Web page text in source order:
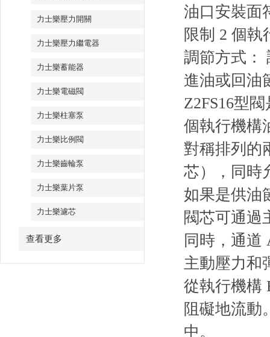
力士樂壓力開關
力士樂壓力繼電器
力士樂蓄能器
力士樂電磁閥
力士樂柱塞泵
力士樂比例閥
力士樂齒輪泵
力士樂葉片泵
力士樂濾芯
查看更多
油口安裝面
限制 2 個執
調節方式：
進油或回油
Z2FS16型
個執行機構
對稱排列的
芯），同時
如果是供油
閥芯可通過
同時，通道
主動壓力和
從執行機構
阻礙地流動
中。